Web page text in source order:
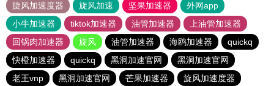
旋风加速度器
旋风加速 坚果加速器
外网app
小牛加速器
tiktok加速器 油管加速器
上油管加速器
回锅肉加速器
旋风 油管加速器 海鸥加速器
quickq
快橙加速器
quickq 黑洞加速官网
黑洞加速官网
老王vnp
黑洞加速官网 芒果加速器
旋风加速度器